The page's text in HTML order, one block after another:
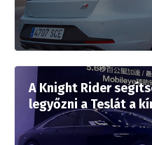
A Knight Rider
legyőzni a Teslát a